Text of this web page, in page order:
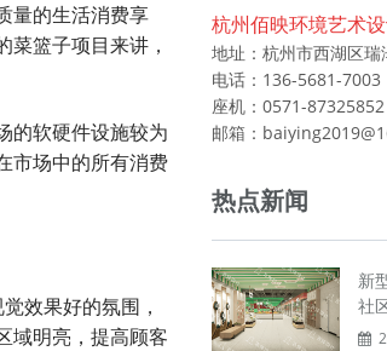
量的生活消费享
菜篮子项目来讲，
的软硬件设施较为
市场中的所有消费
效果好的氛围，
域明亮，提高顾客
杭州佰映环境艺术
地址：杭州市西湖区
电话：136-5681-7003
座机：0571-87325852
邮箱：
热点新闻
新
社